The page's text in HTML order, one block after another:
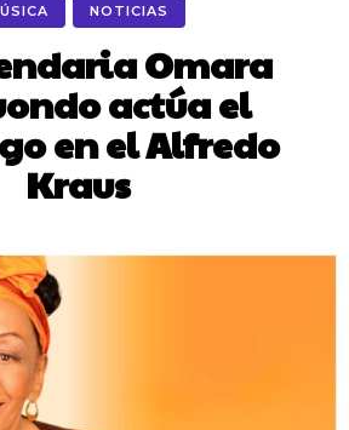
NOTICIAS
Omara
actúa el
en el Alfredo
Kraus